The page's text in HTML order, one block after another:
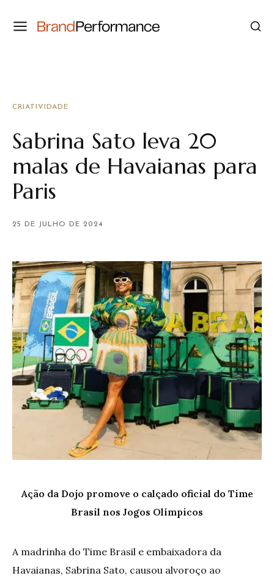
CRIATIVIDADE
Sabrina Sato leva 20
malas de Havaianas para
Paris
25 DE JULHO DE 2024
Ação da Dojo promove o calçado oficial do Time
Brasil nos Jogos Olímpicos
A madrinha do Time Brasil e embaixadora da
Havaianas, Sabrina Sato, causou alvoroço ao